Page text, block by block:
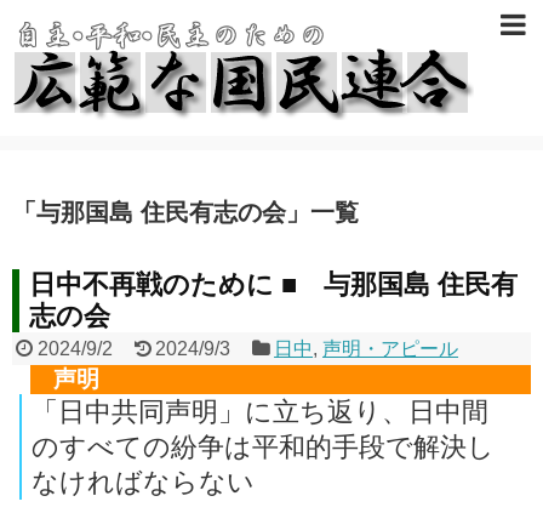
「 与那国島 住民有志の会」 一覧
日中不再戦のために ■ 与那国島 住民有
志の会
2024/9/2 2024/9/3 日中,声明・アピール
声明
「日中共同声明」に立ち返り、日中間
のすべての紛争は平和的手段で解決し
なければならない